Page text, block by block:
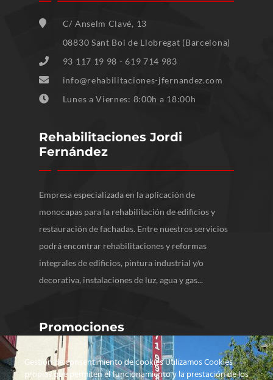
C/ Anselm Clavé, 13
08830 Sant Boi de Llobregat (Barcelona)
93 117 19 98 - 619 714 983
info@rehabilitaciones-jfernandez.com
Lunes a Viernes: 8:00h a 18:00h
Rehabilitaciones Jordi
Fernández
Empresa especializada en la aplicación de
monocapas para la rehabilitación de edificios y
restauración de fachadas. Entre nuestros servicios
podrá encontrar rehabilitaciones y reformas
integrales de edificios, pintura industrial y/o
decorativa, instalaciones de luz, agua y gas...
Promociones
Gestión de consentimiento de cookies Utilizamos Cookies
propias que permiten el funcionamiento y la prestación de los